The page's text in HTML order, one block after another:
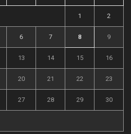
1 2
6 7 8 9
13 14 15 16
20 21 22 23
27 28 29 30